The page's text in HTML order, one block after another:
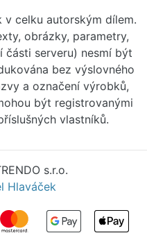
celku autorským dílem.
obrázky, parametry,
části serveru) nesmí být
bez výslovného
a označení výrobků,
být registrovanými
vlastníků.
s.r.o.
Hlaváček